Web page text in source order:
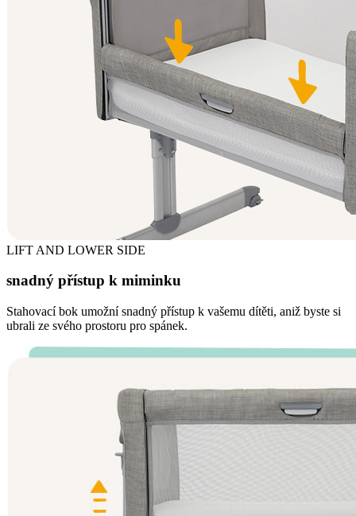
LIFT AND LOWER SIDE
snadný přístup k miminku
Stahovací bok umožní snadný přístup k vašemu dítěti, aniž byste si
ubrali ze svého prostoru pro spánek.